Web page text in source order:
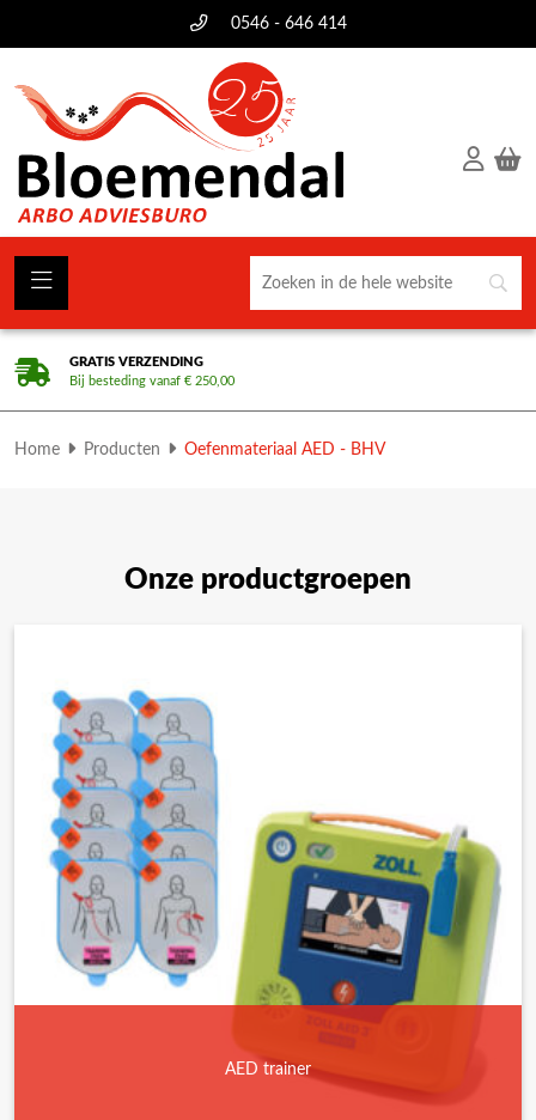
0546 - 646 414
GRATIS VERZENDING
Bij besteding vanaf € 250,00
Home Producten Oefenmateriaal AED - BHV
Onze productgroepen
AED trainer